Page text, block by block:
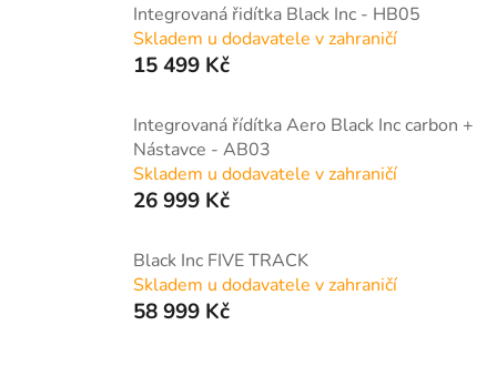
Integrovaná řidítka Black Inc - HB05
Skladem u dodavatele v zahraničí
15 499 Kč
Integrovaná řídítka Aero Black Inc carbon +
Nástavce - AB03
Skladem u dodavatele v zahraničí
26 999 Kč
Black Inc FIVE TRACK
Skladem u dodavatele v zahraničí
58 999 Kč